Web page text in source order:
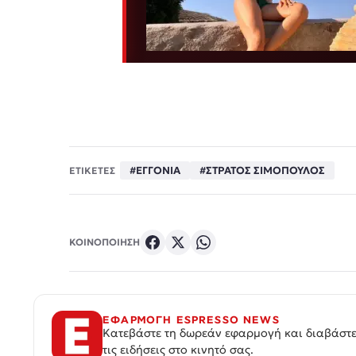
ΕΤΙΚΕΤΕΣ #ΕΓΓΟΝΙΑ #ΣΤΡΑΤΟΣ ΣΙΜΟΠΟΥΛΟΣ
ΚΟΙΝΟΠΟΙΗΣΗ
ΕΦΑΡΜΟΓΗ ESPRESSO NEWS
Κατεβάστε τη δωρεάν εφαρμογή και
τις ειδήσεις στο κινητό σας.